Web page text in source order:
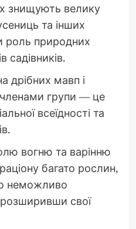
знищують велику
та інших
роль природних
садівників.
дрібних мавп і
групи — це
всеїдності та
вогню та варінню
багато рослин,
неможливо
свої